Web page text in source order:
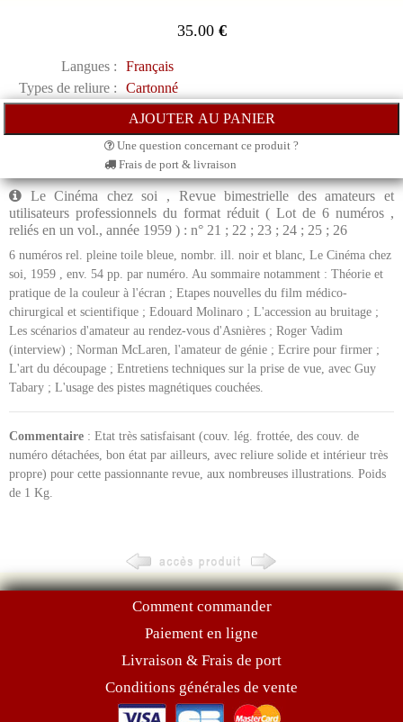
35.00€
Langues :
Français
Types de reliure :
Cartonné
Une question concernant ce produit ?
Frais de port & livraison
Le Cinéma chez soi , Revue bimestrielle des amateurs et
utilisateurs professionnels du format réduit ( Lot de 6 numéros ,
reliés en un vol., année 1959 ) : n° 21 ; 22 ; 23 ; 24 ; 25 ; 26
6 numéros rel. pleine toile bleue, nombr. ill. noir et blanc, Le Cinéma chez
soi, 1959 , env. 54 pp. par numéro. Au sommaire notamment : Théorie et
pratique de la couleur à l'écran ; Etapes nouvelles du film médico-
chirurgical et scientifique ; Edouard Molinaro ; L'accession au bruitage ;
Les scénarios d'amateur au rendez-vous d'Asnières ; Roger Vadim
(interview) ; Norman McLaren, l'amateur de génie ; Ecrire pour firmer ;
L'art du découpage ; Entretiens techniques sur la prise de vue, avec Guy
Tabary ; L'usage des pistes magnétiques couchées.
Commentaire : Etat très satisfaisant (couv. lég. frottée, des couv. de
numéro détachées, bon état par ailleurs, avec reliure solide et intérieur très
propre) pour cette passionnante revue, aux nombreuses illustrations. Poids
de 1 Kg.
Comment commander
Paiement en ligne
Livraison & Frais de port
Conditions générales de vente